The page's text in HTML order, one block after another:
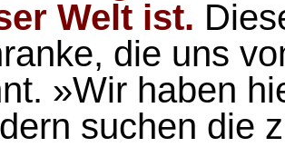
Welt ist.
die uns
»Wir haben
suchen die